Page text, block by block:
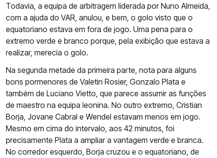
Todavia, a equipa de arbitragem liderada por Nuno Almeida,
com a ajuda do VAR, anulou, e bem, o golo visto que o
equatoriano estava em fora de jogo. Uma pena para o
extremo verde e branco porque, pela exibição que estava a
realizar, merecia o golo.
Na segunda metade da primeira parte, nota para alguns
bons pormenores de Valetin Rosier, Gonzalo Plata e
também de Luciano Vietto, que parece assumir as funções
de maestro na equipa leonina. No outro extremo, Cristian
Borja, Jovane Cabral e Wendel estavam menos em jogo.
Mesmo em cima do intervalo, aos 42 minutos, foi
precisamente Plata a ampliar a vantagem verde e branca.
No corredor esquerdo, Borja cruzou e o equatoriano, de